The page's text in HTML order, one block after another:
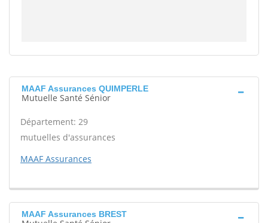
MAAF Assurances QUIMPERLE
Mutuelle Santé Sénior
Département: 29
mutuelles d'assurances
MAAF Assurances
MAAF Assurances BREST